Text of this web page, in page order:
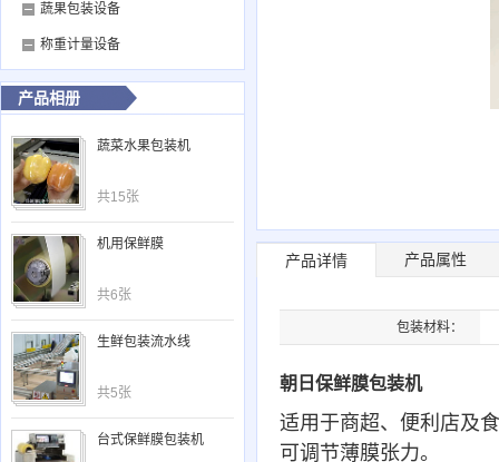
产品详情 产品属性
包装材料：
朝日保鲜膜包装机
适用于商超、便利店及
可调节薄膜张力。
蔬果包装设备
称重计量设备
产品相册
蔬菜水果包装机
共15张
机用保鲜膜
共6张
生鲜包装流水线
共5张
台式保鲜膜包装机